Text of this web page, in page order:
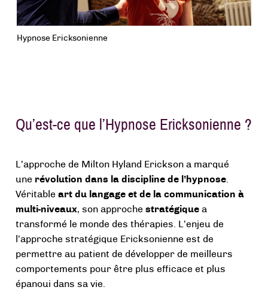
Hypnose Ericksonienne
Qu’est-ce que l’Hypnose Ericksonienne ?
L’approche de Milton Hyland Erickson a marqué
une révolution dans la discipline de l’hypnose.
Véritableart du langage et de la communication à
multi-niveaux, son approchestratégique a
transformé le monde des thérapies. L’enjeu de
l’approche stratégique Ericksonienne est de
permettre au patient de développer de meilleurs
comportements pour être plus efficace et plus
épanoui dans sa vie.